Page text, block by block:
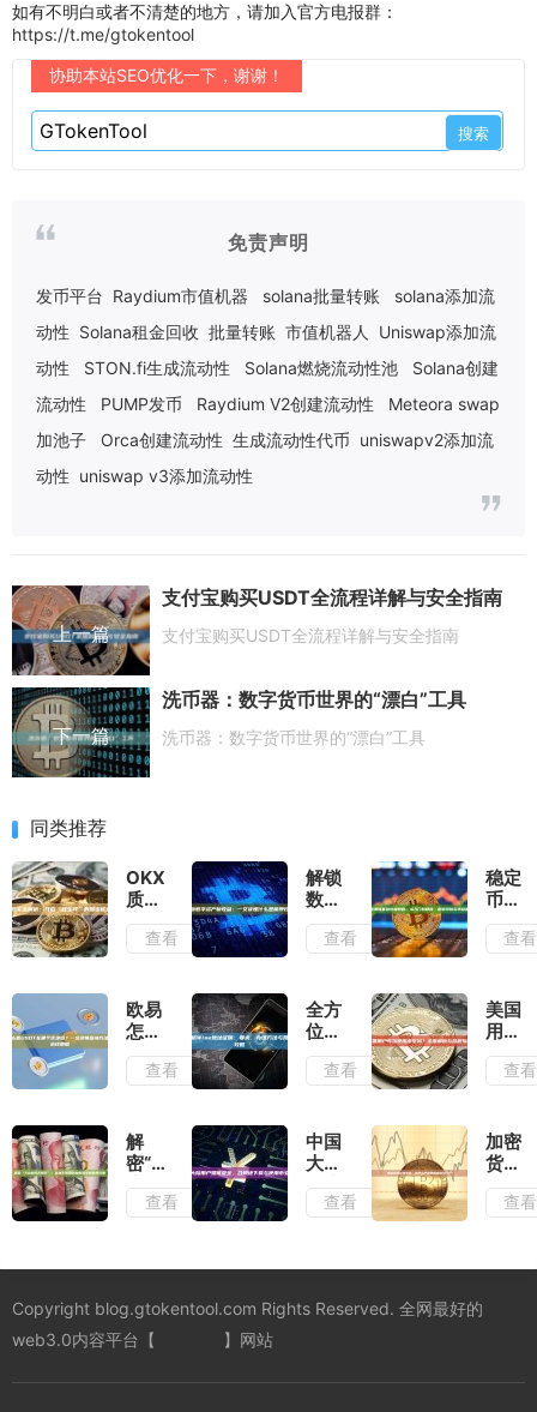
如有不明白或者不清楚的地方，请加入官方电报群：
https://t.me/gtokentool
协助本站SEO优化一下，谢谢！
免责声明
发币平台 Raydium市值机器 solana批量转账
solana添加流
动性 Solana租金回收 批量转账 市值机器人
Uniswap添加流
动性
STON.fi生成流动性 Solana燃烧流动性池
Solana创建
流动性
PUMP发币 Raydium V2创建流动性
Meteora swap
加池子
Orca创建流动性 生成流动性代币 uniswapv2添加流
动性 uniswap v3添加流动性
上一篇
支付宝购买USDT全流程详解与安全指南
支付宝购买USDT全流程详解与安全指南
下一篇
洗币器：数字货币世界的“漂白”工具
洗币器：数字货币世界的“漂白”工具
同类推荐
OKX
质押
挖矿
全解
启“钱
生
钱”的
加密
之门
查看
解锁
数字
资产
新收
读懂
什么
是质
押挖
查看
稳定
币搬
砖套
利终
从入
门到
精
通，
实现
稳定
收益
查看
欧易
怎么
看
USDT
块
链？
一文
读懂
与多
择策
略
查看
全方
位解
析
Wise
明：
要
求、
办理
见问
攻略
查看
美国
用户
可以
使用
全面
解析
与合
规指
查看
解
密“50
度灰
无限
影迷
加密
货币
界狂
查看
中国
大陆
用户
如何
合规
载与
应用
查看
加密
货币
兑换
资产
查看
Copyright blog.gtokentool.com Rights Reserved. 全网最好的
web3.0内容平台【
】网站